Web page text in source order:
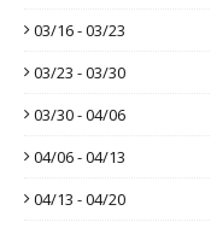
03/16 - 03/23
03/23 - 03/30
03/30 - 04/06
04/06 - 04/13
04/13 - 04/20